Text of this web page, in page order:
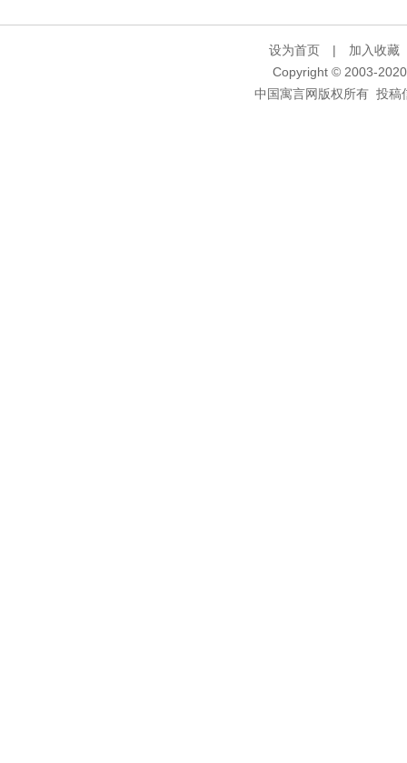
设为首页 | 加入收藏
Copyright © 2003-
中国寓言网版权所有 投